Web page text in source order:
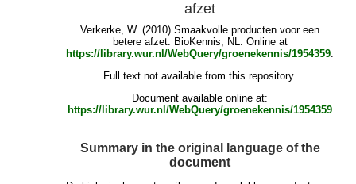
afzet
Verkerke, W. (2010) Smaakvolle producten voor een
betere afzet. BioKennis, NL. Online at
https://library.wur.nl/WebQuery/groenekennis/1954359.
Full text not available from this repository.
Document available online at:
https://library.wur.nl/WebQuery/groenekennis/1954359
Summary in the original language of the
document